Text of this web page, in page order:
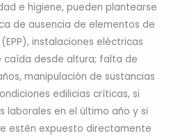
e higiene, pueden plantearse
de ausencia de elementos de
instalaciones eléctricas
caída desde altura; falta de
manipulación de sustancias
edilicias críticas, si
laborales en el último año y si
estén expuesto directamente